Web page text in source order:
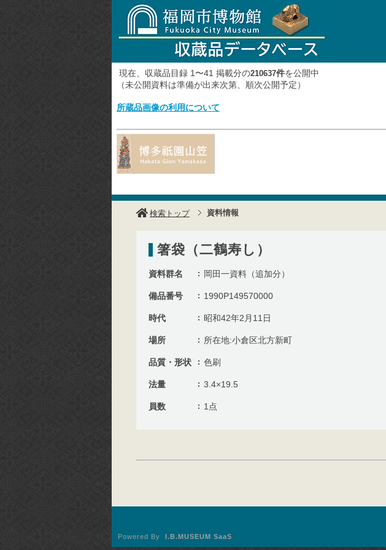
現在、収蔵品目録 1〜41 掲載分の210637件を公開中
（未公開資料は準備が出来次第、順次公開予定）
所蔵品画像の利用について
検索トップ 資料情報
箸袋（二鶴寿し）
資料群名 岡田一資料（追加分）
備品番号 1990P149570000
時代 昭和42年2月11日
場所 所在地:小倉区北方新町
品質・形状 色刷
法量 3.4×19.5
員数 1点
Powered By I.B.MUSEUM SaaS